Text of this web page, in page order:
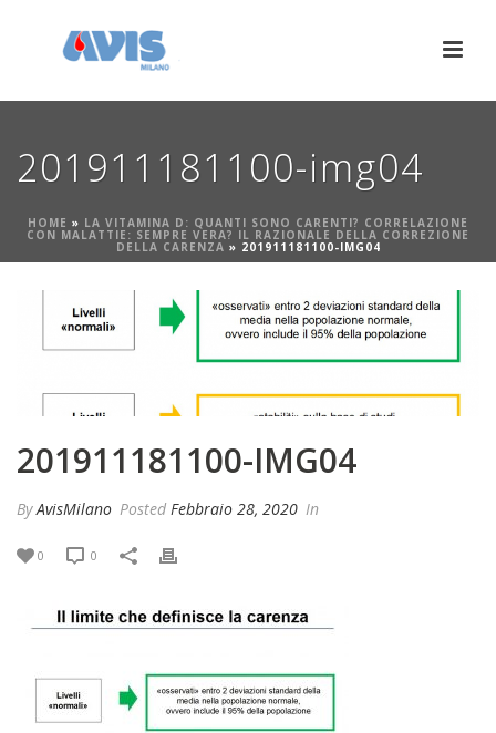
201911181100-img04
HOME » LA VITAMINA D: QUANTI SONO CARENTI? CORRELAZIONE
CON MALATTIE: SEMPRE VERA? IL RAZIONALE DELLA CORREZIONE
DELLA CARENZA » 201911181100-IMG04
201911181100-IMG04
ByAvisMilano Posted Febbraio 28, 2020 In
0 0